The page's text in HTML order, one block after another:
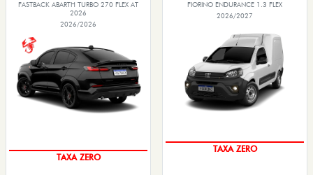
FASTBACK ABARTH TURBO 270 FLEX AT
2026
2026/2026
TAXA ZERO
FIORINO ENDURANCE 1.3 FLEX
2026/2027
TAXA ZERO